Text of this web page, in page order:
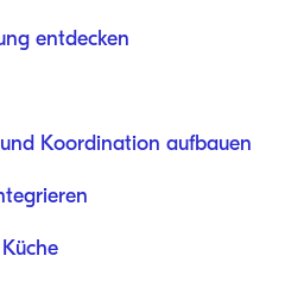
entdecken
Koordination aufbauen